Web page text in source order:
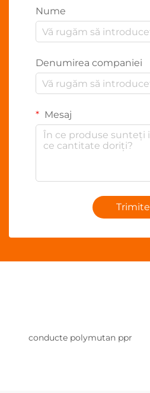
Nume
Denumirea companiei
Mesaj
Trimite
conducte polymutan ppr